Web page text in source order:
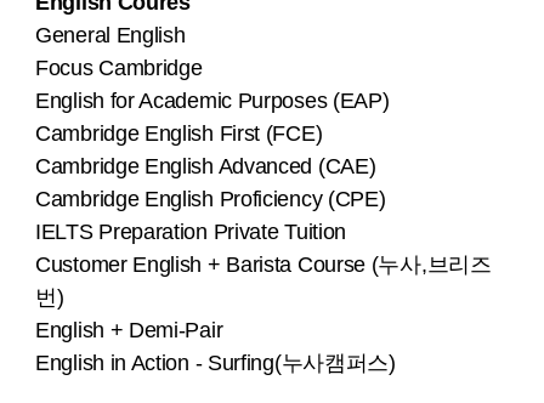
General English
Focus Cambridge
English for Academic Purposes (EAP)
Cambridge English First (FCE)
Cambridge English Advanced (CAE)
Cambridge English Proficiency (CPE)
IELTS Preparation Private Tuition
Customer English + Barista Course (누사,브리즈
번)
English + Demi-Pair
English in Action - Surfing(누사캠퍼스)